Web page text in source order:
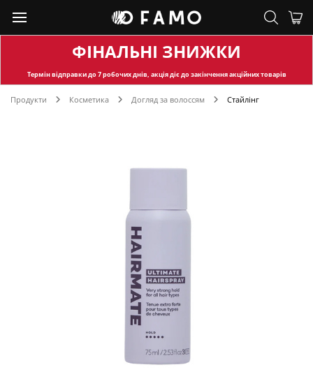
ФІНАЛЬНІ ЗНИЖКИ
Термін відправкидо 7 робочих днів, акція діє до закінчення акційних товарів
Продукти Косметика Догляд за волоссям Стайлінг